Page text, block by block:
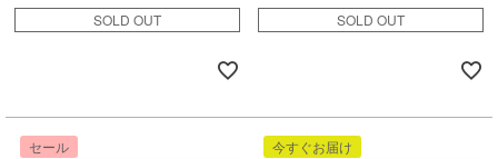
SOLD OUT
SOLD OUT
セール 今すぐお届け